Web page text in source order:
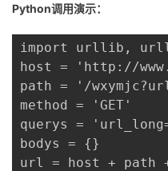
Python调用演示：
import urllib,
host = 'http://
path = '/
method = 'GET'
querys =
bodys = {}
url = host + path